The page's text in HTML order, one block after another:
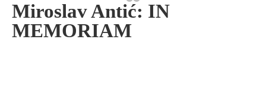
Miroslav Antić: IN
MEMORIAM